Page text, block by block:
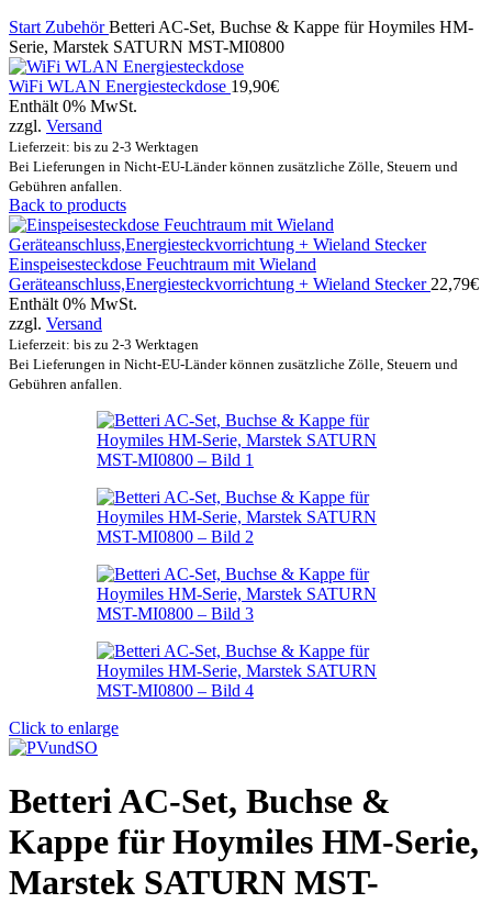
Start ZubehörBetteri AC-Set, Buchse & Kappe für Hoymiles HM-
Serie, Marstek SATURN MST-MI0800
WiFi WLAN Energiesteckdose 19,90€
Enthält 0% MwSt.
zzgl. Versand
Lieferzeit: bis zu 2-3 Werktagen
Bei Lieferungen in Nicht-EU-Länder können zusätzliche Zölle, Steuern und
Gebühren anfallen.
Back to products
Einspeisesteckdose Feuchtraum mit Wieland
Geräteanschluss,Energiesteckvorrichtung + Wieland Stecker 22,79€
Enthält 0% MwSt.
zzgl. Versand
Lieferzeit: bis zu 2-3 Werktagen
Bei Lieferungen in Nicht-EU-Länder können zusätzliche Zölle, Steuern und
Gebühren anfallen.
Click to enlarge
Betteri AC-Set, Buchse &
Kappe für Hoymiles HM-Serie,
Marstek SATURN MST-